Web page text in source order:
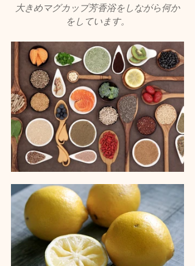
大きめマグカップ芳香浴をしながら何か
をしています。